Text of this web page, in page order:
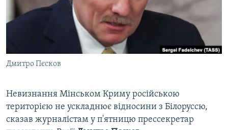
ВІДЕОУРОКИ «ELIFBE»
СВІДЧЕННЯ ОКУПАЦІЇ
УКРАЇНСЬКА ПРОБЛЕМА КРИМУ
ІНФОГРАФІКА
Русский
ДОЛУЧАЙСЯ!
Усі сайти RFE/RL
Дмитро Пєсков
Невизнання Мінськом Криму російською
територією не ускладнює відносини з Білоруссю,
сказав журналістам у п'ятницю прессекретар